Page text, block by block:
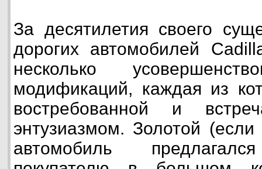
За десятилетия своего
дорогих автомобилей
несколько
модификаций, каждая из
востребованной и
энтузиазмом. Золотой
автомобиль